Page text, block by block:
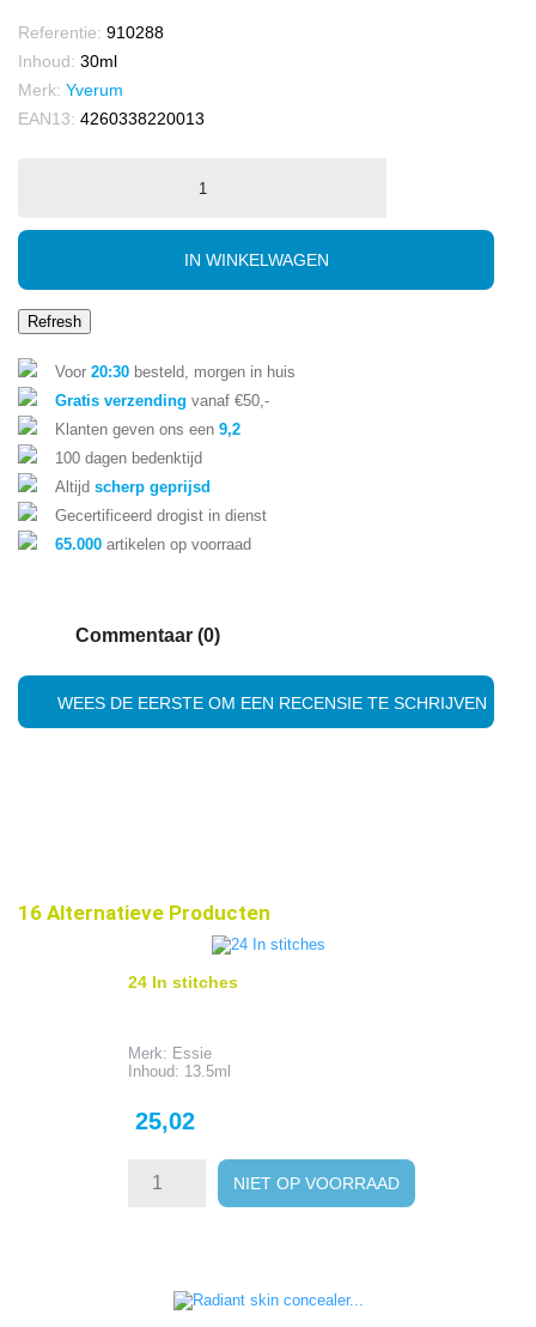
Referentie: 910288
Inhoud: 30ml
Merk: Yverum
EAN13: 4260338220013
IN WINKELWAGEN
Voor 20:30 besteld, morgen in huis
Gratis verzending vanaf €50,-
Klanten geven ons een 9,2
100 dagen bedenktijd
Altijd scherp geprijsd
Gecertificeerd drogist in dienst
65.000 artikelen op voorraad
Commentaar (0)
WEES DE EERSTE OM EEN RECENSIE TE SCHRIJVEN
16 Alternatieve Producten
24 In stitches
Merk: Essie
Inhoud: 13.5ml
Prijs
25,02
NIET OP VOORRAAD